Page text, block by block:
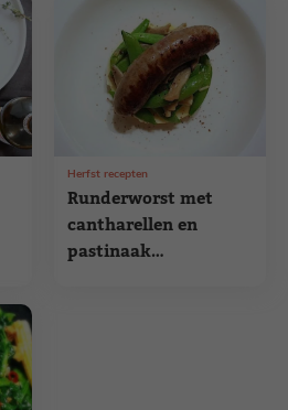
Runderworst met
cantharellen en
pastinaak
Herfst recepten